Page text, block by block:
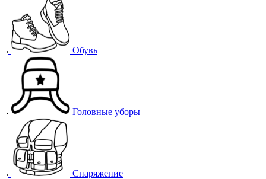
Обувь
Головные уборы
Снаряжение